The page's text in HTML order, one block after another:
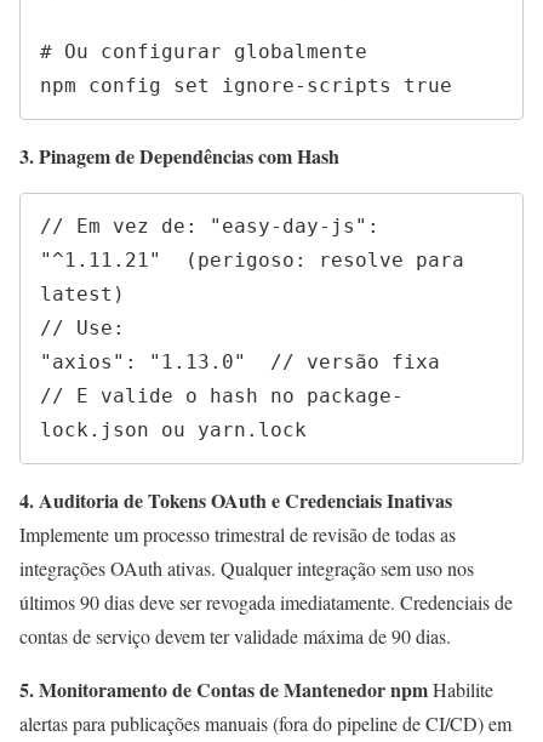
# Ou configurar globalmente
npm config set ignore-scripts true
3. Pinagem de Dependências com Hash
// Em vez de: "easy-day-js":
"^1.11.21"  (perigoso: resolve para
latest)
// Use:
"axios": "1.13.0"  // versão fixa
// E valide o hash no package-
lock.json ou yarn.lock
4. Auditoria de Tokens OAuth e Credenciais Inativas
Implemente um processo trimestral de revisão de todas as
integrações OAuth ativas. Qualquer integração sem uso nos
últimos 90 dias deve ser revogada imediatamente. Credenciais de
contas de serviço devem ter validade máxima de 90 dias.
5. Monitoramento de Contas de Mantenedor npmHabilite
alertas para publicações manuais (fora do pipeline de CI/CD) em